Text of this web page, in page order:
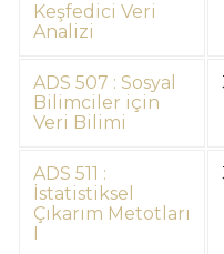
Keşfedici Veri
Analizi
ADS 507 : Sosyal
Bilimciler için
Veri Bilimi
ADS 511 :
İstatistiksel
Çıkarım Metotları
I